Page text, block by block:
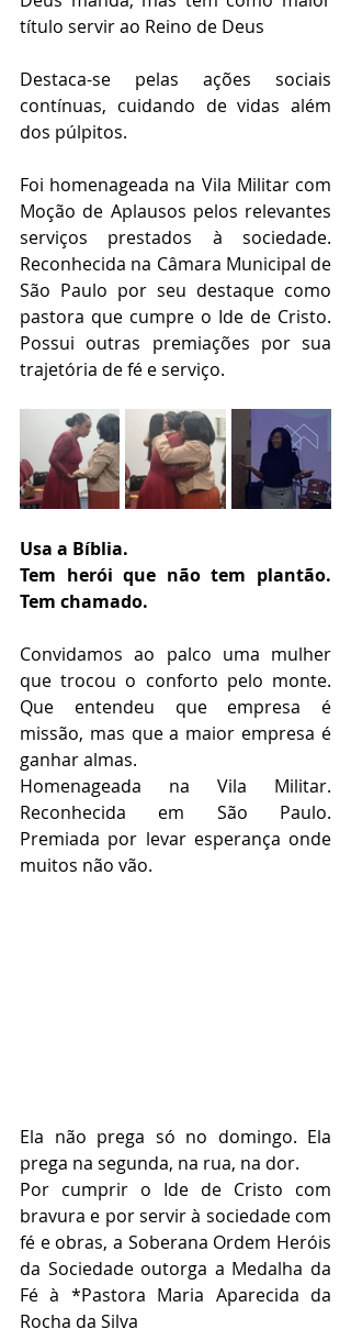
título servir ao Reino de Deus
Destaca-se pelas ações sociais
contínuas, cuidando de vidas além
dos púlpitos.
Foi homenageada na Vila Militar com
Moção de Aplausos pelos relevantes
serviços prestados à sociedade.
Reconhecida na Câmara Municipal de
São Paulo por seu destaque como
pastora que cumpre o Ide de Cristo.
Possui outras premiações por sua
trajetória de fé e serviço.
Usa a Bíblia.
Tem herói que não tem plantão.
Tem chamado.
Convidamos ao palco uma mulher
que trocou o conforto pelo monte.
Que entendeu que empresa é
missão, mas que a maior empresa é
ganhar almas.
Homenageada na Vila Militar.
Reconhecida em São Paulo.
Premiada por levar esperança onde
muitos não vão.
Ela não prega só no domingo. Ela
prega na segunda, na rua, na dor.
Por cumprir o Ide de Cristo com
bravura e por servir à sociedade com
fé e obras, a Soberana Ordem Heróis
da Sociedade outorga a Medalha da
Fé à *Pastora Maria Aparecida da
Rocha da Silva